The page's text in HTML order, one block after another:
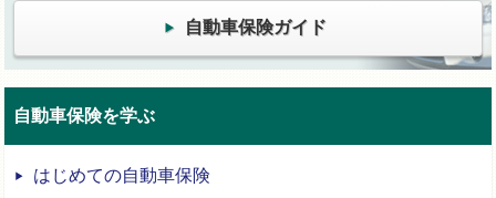
自動車保険ガイド
自動車保険を学ぶ
はじめての自動車保険